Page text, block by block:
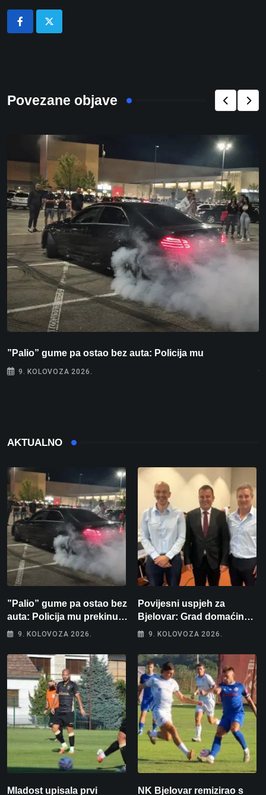
Povezane objave
”Palio” gume pa ostao bez auta: Policija mu
9. KOLOVOZA 2026.
AKTUALNO
”Palio” gume pa ostao bez
auta: Policija mu prekinula
”show” na parkingu u
9. KOLOVOZA 2026.
Povijesni uspjeh za
Bjelovar: Grad domaćin
Europskog juniorskog
9. KOLOVOZA 2026.
Mladost upisala prvi
NK Bjelovar remizirao s